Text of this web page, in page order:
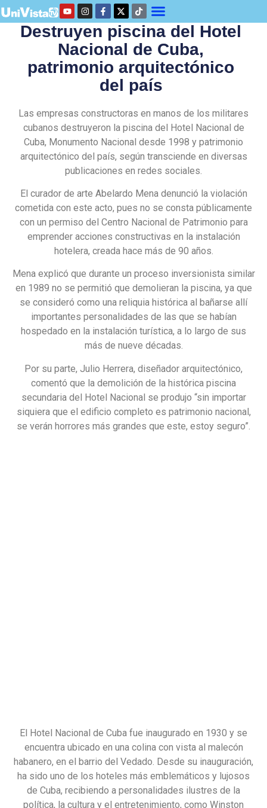
Destruyen piscina del Hotel
Nacional de Cuba,
patrimonio arquitectónico
del país
Las empresas constructoras en manos de los militares
cubanos destruyeron la piscina del Hotel Nacional de
Cuba, Monumento Nacional desde 1998 y patrimonio
arquitectónico del país, según transciende en diversas
publicaciones en redes sociales.
El curador de arte Abelardo Mena denunció la violación
cometida con este acto, pues no se consta públicamente
con un permiso del Centro Nacional de Patrimonio para
emprender acciones constructivas en la instalación
hotelera, creada hace más de 90 años.
Mena explicó que durante un proceso inversionista similar
en 1989 no se permitió que demolieran la piscina, ya que
se consideró como una reliquia histórica al bañarse allí
importantes personalidades de las que se habían
hospedado en la instalación turística, a lo largo de sus
más de nueve décadas.
Por su parte, Julio Herrera, diseñador arquitectónico,
comentó que la demolición de la histórica piscina
secundaria del Hotel Nacional se produjo “sin importar
siquiera que el edificio completo es patrimonio nacional,
se verán horrores más grandes que este, estoy seguro”.
El Hotel Nacional de Cuba fue inaugurado en 1930 y se
encuentra ubicado en una colina con vista al malecón
habanero, en el barrio del Vedado. Desde su inauguración,
ha sido uno de los hoteles más emblemáticos y lujosos
de Cuba, recibiendo a personalidades ilustres de la
política, la cultura y el entretenimiento, como Winston